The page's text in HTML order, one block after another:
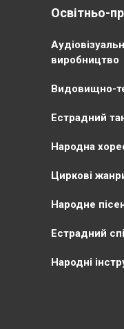
Освітньо-
виробництво
Видовищно-
Естрадний
Народна
Циркові
Народне
Естрадний
Народні